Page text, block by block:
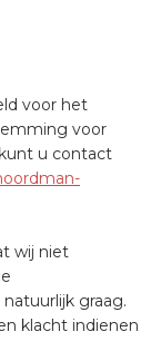
voor het
voor
u contact
wij niet
graag.
klacht indienen